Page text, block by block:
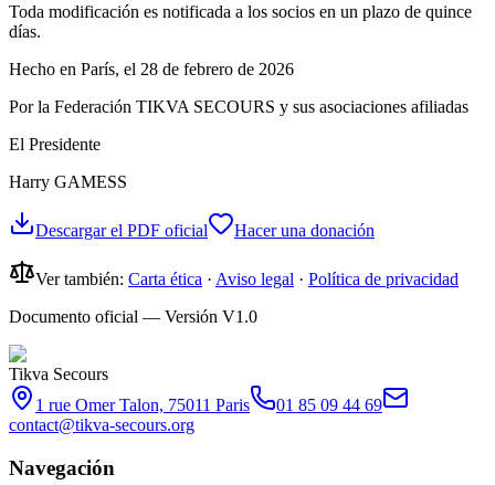
Toda modificación es notificada a los socios en un plazo de quince
días.
Hecho en París, el 28 de febrero de 2026
Por la Federación TIKVA SECOURS y sus asociaciones afiliadas
El Presidente
Harry GAMESS
Descargar el PDF oficial Hacer una donación
Ver también: Carta ética · Aviso legal · Política de privacidad
Documento oficial — Versión V1.0
Tikva Secours
1 rue Omer Talon, 75011 Paris
01 85 09 44 69
contact@tikva-secours.org
Navegación